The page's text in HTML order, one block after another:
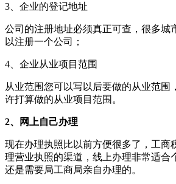
3、企业的登记地址
公司的注册地址必须真正可查，很多城
以注册一个公司；
4、企业从业项目范围
从业范围您可以写以后要做的从业范围
许打算做的从业项目范围。
2、网上自己办理
现在办理执照比以前方便很多了，工商
理营业执照的渠道，线上办理非常适合
还是需要局工商局亲自办理的。